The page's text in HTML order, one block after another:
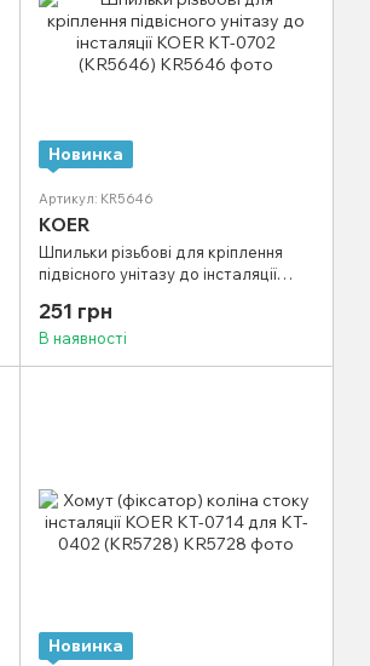
Новинка
Артикул: KR5646
KOER
Шпильки різьбові для кріплення
підвісного унітазу до інсталяції
251 грн
В наявності
Новинка